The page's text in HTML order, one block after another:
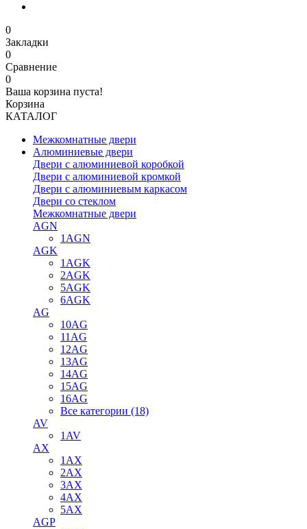
0
Закладки
0
Сравнение
0
Ваша корзина пуста!
Корзина
КАТАЛОГ
Межкомнатные двери
Алюминиевые двери
Двери с алюминиевой коробкой
Двери с алюминиевой кромкой
Двери с алюминиевым каркасом
Двери со стеклом
Межкомнатные двери
AGN
1AGN
AGK
1AGK
2AGK
5AGK
6AGK
AG
10AG
11AG
12AG
13AG
14AG
15AG
16AG
Все категории (18)
AV
1AV
AX
1AX
2AX
3AX
4AX
5AX
AGP